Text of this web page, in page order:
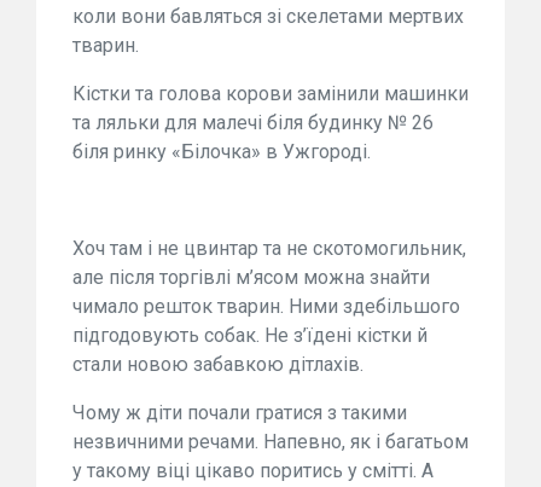
коли вони бавляться зі скелетами мертвих
тварин.
Кістки та голова корови замінили машинки
та ляльки для малечі біля будинку № 26
біля ринку «Білочка» в Ужгороді.
Хоч там і не цвинтар та не скотомогильник,
але після торгівлі м’ясом можна знайти
чимало решток тварин. Ними здебільшого
підгодовують собак. Не з’їдені кістки й
стали новою забавкою дітлахів.
Чому ж діти почали гратися з такими
незвичними речами. Напевно, як і багатьом
у такому віці цікаво поритись у смітті. А